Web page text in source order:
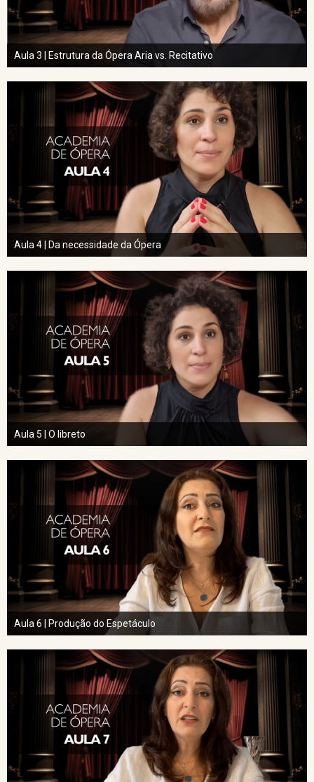
Aula 3 | Estrutura da Ópera Aria vs. Recitativo
Aula 4 | Da necessidade da Ópera
Aula 5 | O libreto
Aula 6 | Produção do Espetáculo